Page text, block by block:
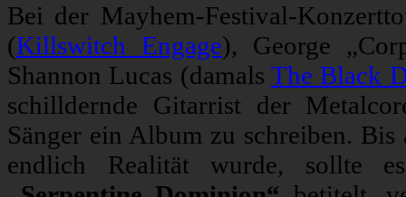
Bei der Mayhem-Festival-
(Killswitch Engage), George
Shannon Lucas (damalsThe Black
schilldernde Gitarrist der
Sänger ein Album zu schreiben.
endlich Realität wurde, sollte